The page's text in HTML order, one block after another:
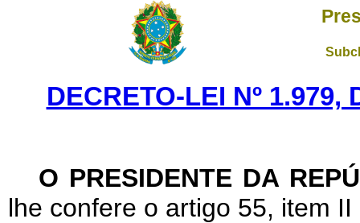
DECRETO-LEI Nº 1.979,
O PRESIDENTE DA
lhe confere o artigo 55, item